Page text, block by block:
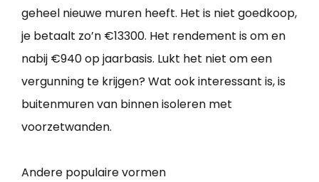
geheel nieuwe muren heeft. Het is niet goedkoop,
je betaalt zo’n €13300. Het rendement is om en
nabij €940 op jaarbasis. Lukt het niet om een
vergunning te krijgen? Wat ook interessant is, is
buitenmuren van binnen isoleren met
voorzetwanden.
Andere populaire vormen